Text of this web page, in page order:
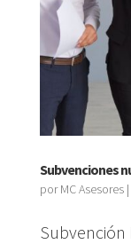
Subvenciones
porMC Asesores|